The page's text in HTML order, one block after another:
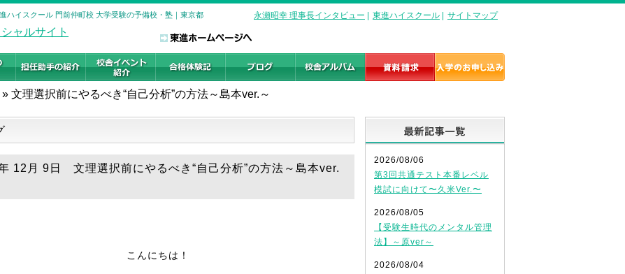
ハイスクール 門前仲町校 大学受験の予備校・塾｜東京都 永瀬昭幸 理事長インタビュー 東進ハイスクール サイトマップ
» 文理選択前にやるべき“自己分析”の方法～島本ver.～
12月 9日 文理選択前にやるべき“自己分析”の方法～島本ver.
こんにちは！
2026/08/06
第3回共通テスト本番レベル
模試に向けて〜久米Ver.〜
2026/08/05
【受験生時代のメンタル管理
法】～原ver～
2026/08/04